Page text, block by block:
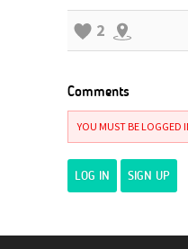
2
Comments
YOU MUST BE LOGGED
LOG IN SIGN UP